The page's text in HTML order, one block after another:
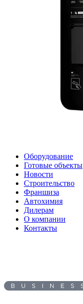
Оборудование
Готовые объекты
Новости
Строительство
Франшиза
Автохимия
Дилерам
О компании
Контакты